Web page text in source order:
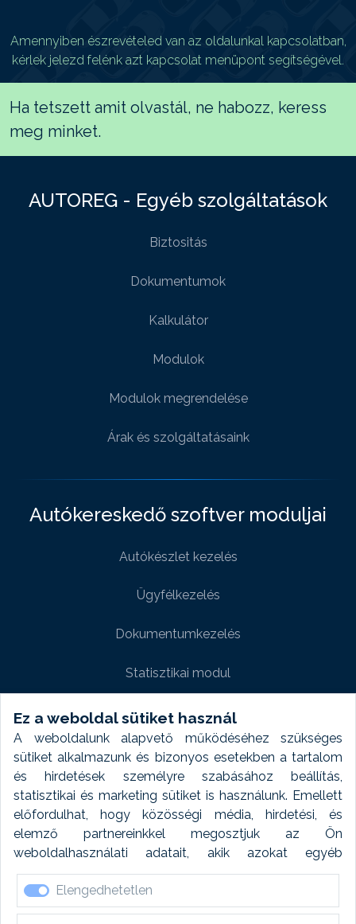
Ez a weboldal sütiket használ
A weboldalunk alapvető működéséhez szükséges
sütiket alkalmazunk és bizonyos esetekben a tartalom
és hirdetések személyre szabásához beállítás,
statisztikai és marketing sütiket is használunk. Emellett
előfordulhat, hogy közösségi média, hirdetési, és
elemző partnereinkkel megosztjuk az Ön
weboldalhasználati adatait, akik azokat egyéb
forrásokból gyűjtött adatokkal kombinálhatják. A sütik
elfogadásával kapcsolatosan naplózást végzünk és
ezen adatokat 6 hónap után automatikusan töröljük. A
Elengedhetetlen
Amennyiben észrevételed van az oldalunkal kapcsolatban,
kérlek jelezd felénk azt kapcsolat menüpont segítségével.
Ha tetszett amit olvastál, ne habozz, keress
meg minket.
AUTOREG - Egyéb szolgáltatások
Biztositás
Dokumentumok
Kalkulátor
Modulok
Modulok megrendelése
Árak és szolgáltatásaink
Autókereskedő szoftver moduljai
Autókészlet kezelés
Ügyfélkezelés
Dokumentumkezelés
Statisztikai modul
Weboldal modul
Fényképtár extra modul
Autómosó modul
Feladatütemezés